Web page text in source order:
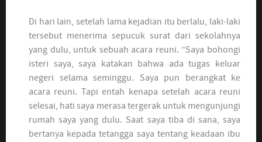
Di hari lain, setelah lama kejadian itu berlalu, laki-laki
tersebut menerima sepucuk surat dari sekolahnya
yang dulu, untuk sebuah acara reuni. ”Saya bohongi
isteri saya, saya katakan bahwa ada tugas keluar
negeri selama seminggu. Saya pun berangkat ke
acara reuni. Tapi entah kenapa setelah acara reuni
selesai, hati saya merasa tergerak untuk mengunjungi
rumah saya yang dulu. Saat saya tiba di sana, saya
bertanya kepada tetangga saya tentang keadaan ibu